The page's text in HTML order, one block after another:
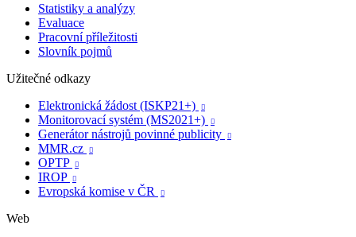
Statistiky a analýzy
Evaluace
Pracovní příležitosti
Slovník pojmů
Užitečné odkazy
Elektronická žádost (ISKP21+)

Monitorovací systém (MS2021+) 
Generátor nástrojů povinné publicity 
MMR.cz 
OPTP 
IROP 
Evropská komise v ČR 
Web